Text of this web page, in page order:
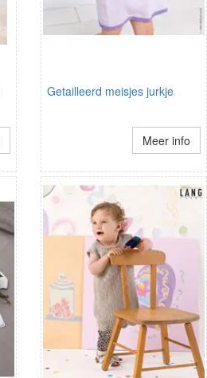
Getailleerd meisjes jurkje
Meer info